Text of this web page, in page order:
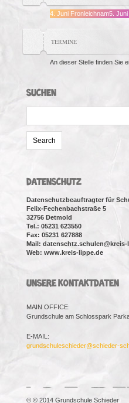
4. Juni Fronleichnam5. Juni
TERMINE
An dieser Stelle finden Sie
SUCHEN
DATENSCHUTZ
Datenschutzbeauftragter für
Felix-Fechenbachstraße 5
32756 Detmold
Tel.: 05231 623550
Fax: 05231 627888
Mail: datenschtz.schulen@kreis-
Web: www.kreis-lippe.de
UNSERE KONTAKTDATEN
MAIN OFFICE:
Grundschule am Schlosspark
E-MAIL:
grundschuleschieder@schieder-
© © 2014 Grundschule Schieder